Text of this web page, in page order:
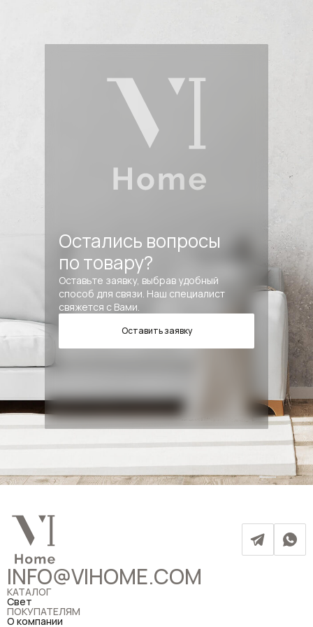
Остались вопросы
по товару?
Оставьте заявку, выбрав удобный
способ для связи. Наш специалист
свяжется с Вами.
Оставить заявку
INFO@VIHOME.COM
КАТАЛОГ
Свет
ПОКУПАТЕЛЯМ
О компании